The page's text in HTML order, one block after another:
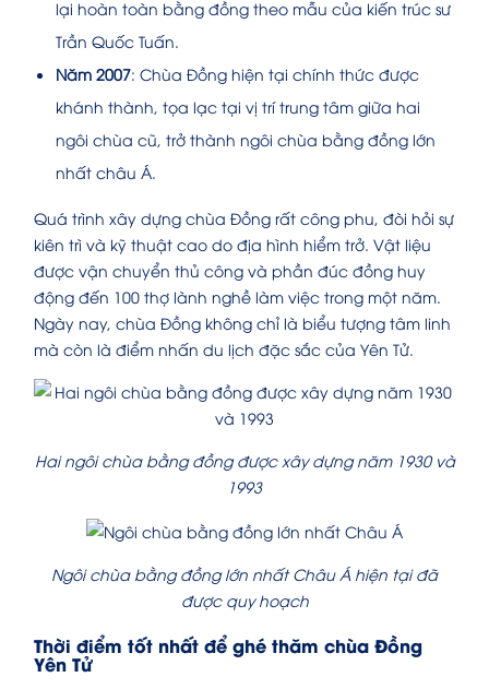
lại hoàn toàn bằng đồng theo mẫu của kiến trúc sư
Trần Quốc Tuấn.
Năm 2007: Chùa Đồng hiện tại chính thức được
khánh thành, tọa lạc tại vị trí trung tâm giữa hai
ngôi chùa cũ, trở thành ngôi chùa bằng đồng lớn
nhất châu Á.
Quá trình xây dựng chùa Đồng rất công phu, đòi hỏi sự
kiên trì và kỹ thuật cao do địa hình hiểm trở. Vật liệu
được vận chuyển thủ công và phần đúc đồng huy
động đến 100 thợ lành nghề làm việc trong một năm.
Ngày nay, chùa Đồng không chỉ là biểu tượng tâm linh
mà còn là điểm nhấn du lịch đặc sắc của Yên Tử.
Hai ngôi chùa bằng đồng được xây dựng năm 1930 và
1993
Ngôi chùa bằng đồng lớn nhất Châu Á hiện tại đã
được quy hoạch
Thời điểm tốt nhất để ghé thăm chùa Đồng
Yên Tử